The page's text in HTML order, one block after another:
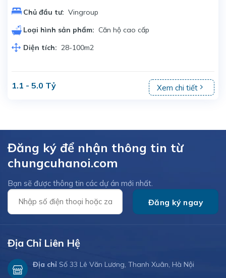
Chủ đầu tư: Vingroup
Loại hình sản phẩm: Căn hộ cao cấp
Diện tích: 28-100m2
1.1 - 5.0 Tỷ Xem chi tiết
Đăng ký để nhận thông tin từ
chungcuhanoi.com
Bạn sẽ được thông tin các dự án mới nhất.
Địa Chỉ Liên Hệ
Địa chỉ Số 33 Lê Văn Lương, Thanh Xuân, Hà Nội